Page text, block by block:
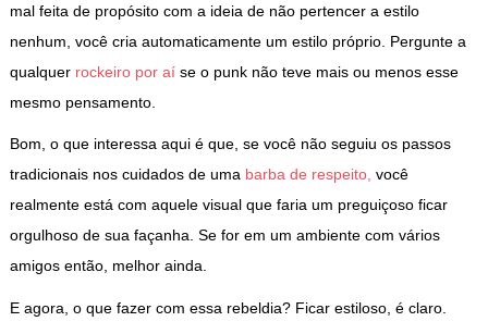
mal feita de propósito com a ideia de não pertencer a estilo
nenhum, você cria automaticamente um estilo próprio. Pergunte a
qualquer rockeiro por aíse o punk não teve mais ou menos esse
mesmo pensamento.
Bom, o que interessa aqui é que, se você não seguiu os passos
tradicionais nos cuidados de uma barba de respeito, você
realmente está com aquele visual que faria um preguiçoso ficar
orgulhoso de sua façanha. Se for em um ambiente com vários
amigos então, melhor ainda.
E agora, o que fazer com essa rebeldia? Ficar estiloso, é claro.